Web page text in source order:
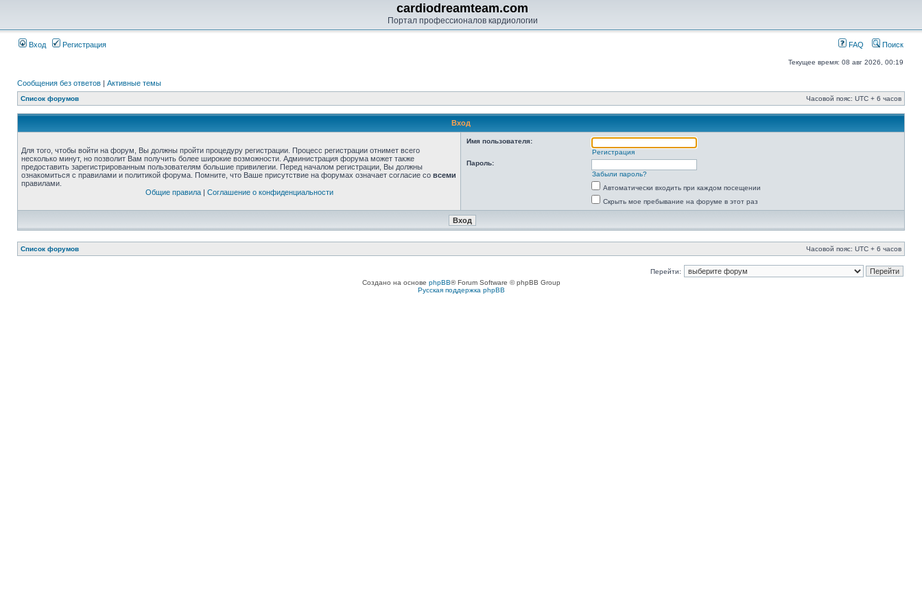
cardiodreamteam.com
Портал профессионалов кардиологии
Вход Регистрация FAQ Поиск
Текущее время: 08 авг 2026, 00:19
Сообщения без ответов | Активные темы
Список форумов Часовой пояс: UTC + 6 часов
Вход
Для того, чтобы войти на форум, Вы должны пройти процедуру регистрации. Процесс регистрации отнимет всего
несколько минут, но позволит Вам получить более широкие возможности. Администрация форума может также
предоставить зарегистрированным пользователям большие привилегии. Перед началом регистрации, Вы должны
ознакомиться с правилами и политикой форума. Помните, что Ваше присутствие на форумах означает согласие со всеми
правилами.
Общие правила| Соглашение о конфиденциальности
Имя пользователя:
Регистрация
Пароль:
Забыли пароль?
Автоматически входить при каждом посещении
Скрыть мое пребывание на форуме в этот раз
Список форумов Часовой пояс: UTC + 6 часов
Перейти:
Создано на основе phpBB® Forum Software © phpBB Group
Русская поддержка phpBB